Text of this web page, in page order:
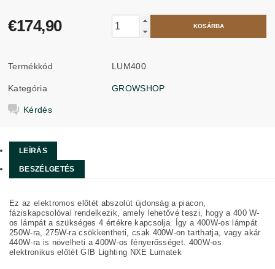
€174,90
Termékkód LUM400
Kategória GROWSHOP
Kérdés
LEÍRÁS
BESZÉLGETÉS
Ez az elektromos előtét abszolút újdonság a piacon,
fáziskapcsolóval rendelkezik, amely lehetővé teszi, hogy a 400 W-
os lámpát a szükséges 4 értékre kapcsolja. Így a 400W-os lámpát
250W-ra, 275W-ra csökkentheti, csak 400W-on tarthatja, vagy akár
440W-ra is növelheti a 400W-os fényerősséget. 400W-os
elektronikus előtét GIB Lighting NXE Lumatek